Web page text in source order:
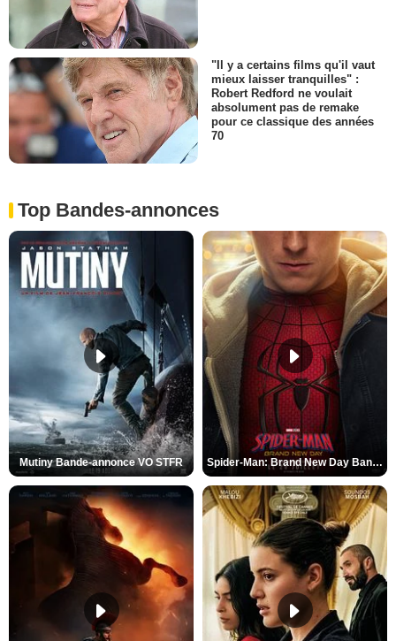
"Il y a certains films qu'il vaut
mieux laisser tranquilles" :
Robert Redford ne voulait
absolument pas de remake
pour ce classique des années
70
Top Bandes-annonces
Mutiny Bande-annonce VO STFR Spider-Man: Brand New Day Bande-annonce VO STFR